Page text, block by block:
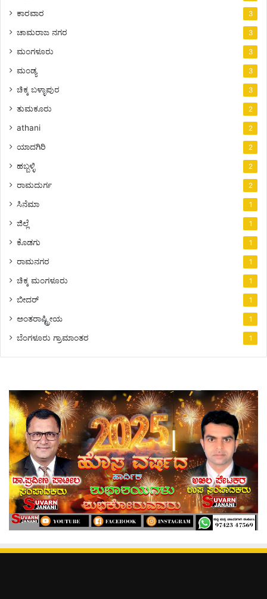
ಕಾರವಾರ 3
ಚಾಮರಾಜ ನಗರ 3
ಮಂಗಳೂರು 3
ಮಂಡ್ಯ 3
ಚಿಕ್ಕ ಬಳ್ಳಾಪುರ 3
ತುಮಕೂರು 2
athani 2
ಯಾದಗಿರಿ 2
ಹಬ್ಬಳ್ಳಿ 2
ರಾಮದುರ್ಗ 2
ಸಿನೆಮಾ 1
ಜಿಲ್ಲೆ 1
ಕೊಡಗು 1
ರಾಮನಗರ 1
ಚಿಕ್ಕ ಮಂಗಳೂರು 1
ಬೀದರ್ 1
ಅಂತರಾಷ್ಟ್ರೀಯ 1
ಬೆಂಗಳೂರು ಗ್ರಾಮಾಂತರ 1